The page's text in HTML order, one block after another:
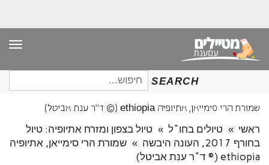
SEARCH
חיפוש
עבור:
שמורת הרי סימייאן, אתיופיה ethiopia (© ד"ר ענת אביטל)
ראשי » טיולים בחו"ל » טיול בצפון ומזרח אתיופיה: טיול
בחורף 2017, העונה היבשה
» שמורת הרי סימייאן, אתיופיה
ethiopia (© ד"ר ענת אביטל)